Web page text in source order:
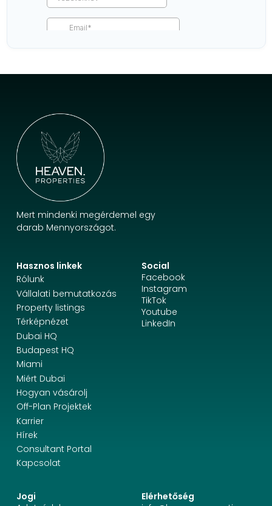
Mert mindenki megérdemel egy
darab Mennyországot.
Hasznos linkek
Rólunk
Vállalati bemutatkozás
Property listings
Térképnézet
Dubai HQ
Budapest HQ
Miami
Miért Dubai
Hogyan vásárolj
Off-Plan Projektek
Karrier
Hírek
Consultant Portal
Kapcsolat
Social
Facebook
Instagram
TikTok
Youtube
LinkedIn
Jogi
Elérhetőség